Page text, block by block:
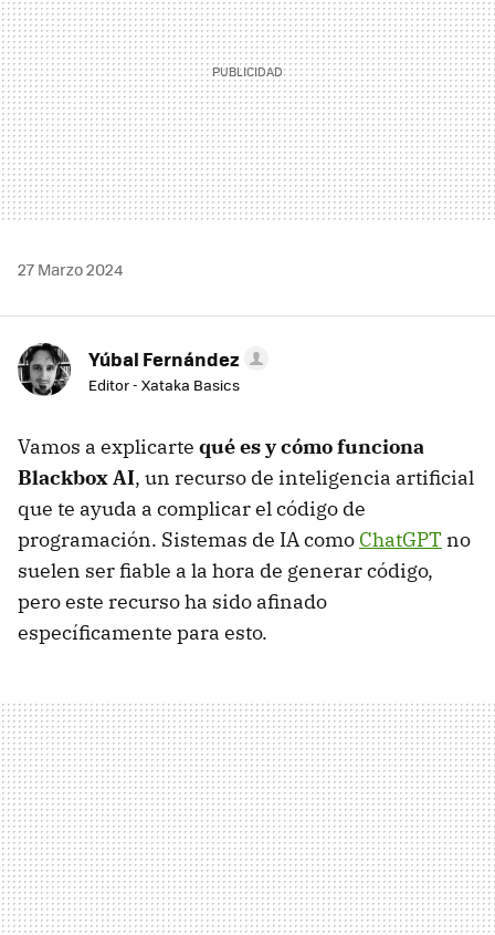
27 Marzo 2024
Yúbal Fernández
Editor - Xataka Basics
Vamos a explicarte qué es y cómo funciona
Blackbox AI, un recurso de inteligencia artificial
que te ayuda a complicar el código de
programación. Sistemas de IA como ChatGPT no
suelen ser fiable a la hora de generar código,
pero este recurso ha sido afinado
específicamente para esto.